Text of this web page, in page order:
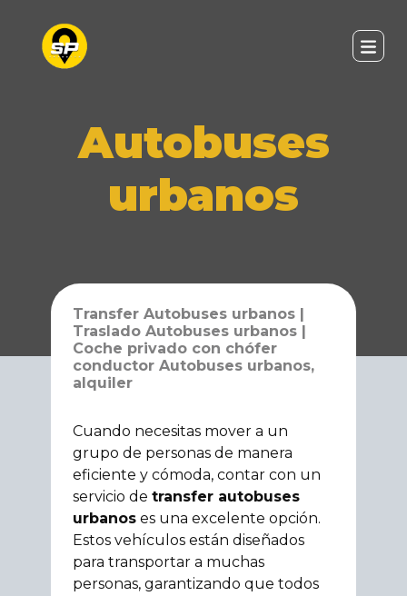
Autobuses
urbanos
Transfer Autobuses urbanos |
Traslado Autobuses urbanos |
Coche privado con chófer
conductor Autobuses urbanos,
alquiler
Cuando necesitas mover a un
grupo de personas de manera
eficiente y cómoda, contar con un
servicio de transfer autobuses
urbanos es una excelente opción.
Estos vehículos están diseñados
para transportar a muchas
personas, garantizando que todos